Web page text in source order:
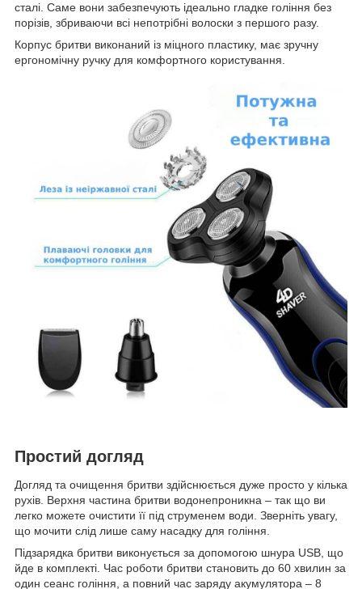
сталі. Саме вони забезпечують ідеально гладке гоління без
порізів, збриваючи всі непотрібні волоски з першого разу.
Корпус бритви виконаний із міцного пластику, має зручну
ергономічну ручку для комфортного користування.
Простий догляд
Догляд та очищення бритви здійснюється дуже просто у кілька
рухів. Верхня частина бритви водонепроникна – так що ви
легко можете очистити її під струменем води. Зверніть увагу,
що мочити слід лише саму насадку для гоління.
Підзарядка бритви виконується за допомогою шнура USB, що
йде в комплекті. Час роботи бритви становить до 60 хвилин за
один сеанс гоління, а повний час заряду акумулятора – 8